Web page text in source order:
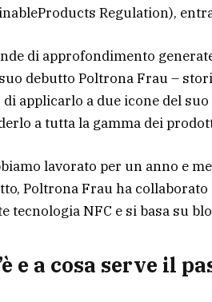
Regulation),
di approfondimento
debutto Poltrona Frau –
di applicarlo a due icone del
a tutta la gamma dei
lavorato per un anno e
Poltrona Frau ha
tecnologia NFC e si basa su
e a cosa serve il